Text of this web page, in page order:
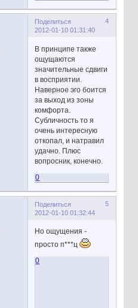
Поделиться
4
2012-01-10 01:31:40
В принципе также
ощущаются
значительные сдвиги
в восприятии.
Наверное эго боится
за выход из зоны
комфорта.
Субличность то я
очень интересную
откопал, и натравил
удачно. Плюс
вопросник, конечно.
0
Поделиться
5
2012-01-10 01:32:44
Но ощущения -
просто п***ц
0